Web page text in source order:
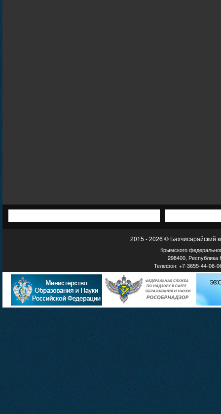
2015 - 2026 © Бахчисарайский
Крымского
298400, Республика
Телефон: +7-3655-44-06-